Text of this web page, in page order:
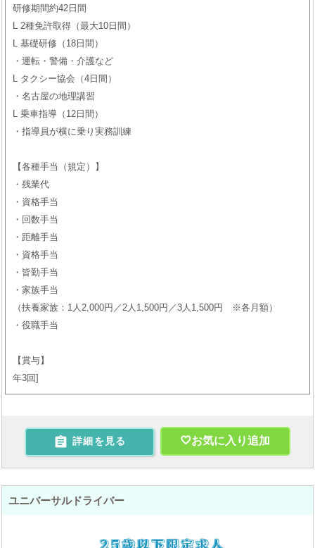
研修期間約42日間
L 2種免許取得（最大10日間）
L 基礎研修（18日間）
・運転・警備・介護など
L タクシー協会（4日間）
・名古屋の地理講習
L 乗車指導（12日間）
・指導員が横に乗り実務訓練
【各種手当（規定）】
・残業代
・資格手当
・回数手当
・距離手当
・資格手当
・皆勤手当
・家族手当
（扶養家族：1人2,000円／2人1,500円／3人1,500円 ※各月額）
・役職手当
【賞与】
年3回
 詳細を見る お気に入り追加
ユニバーサルドライバー